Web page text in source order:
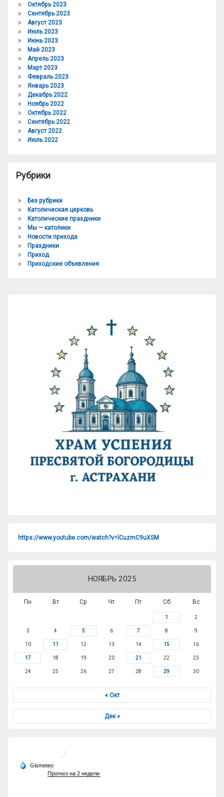
Октябрь 2023
Сентябрь 2023
Август 2023
Июль 2023
Июнь 2023
Май 2023
Апрель 2023
Март 2023
Февраль 2023
Январь 2023
Декабрь 2022
Ноябрь 2022
Октябрь 2022
Сентябрь 2022
Август 2022
Июль 2022
Рубрики
Без рубрики
Католическая церковь
Католические праздники
Мы — католики
Новости прихода
Праздники
Приход
Приходские объявления
https://www.youtube.com/watch?v=lCuzmC9uXSM
НОЯБРЬ 2025
Пн Вт Ср Чт Пт Сб Вс
1 2
3 4 5 6 7 8 9
10 11 12 13 14 15 16
17 18 19 20 21 22 23
24 25 26 27 28 29 30
« Окт
Дек »